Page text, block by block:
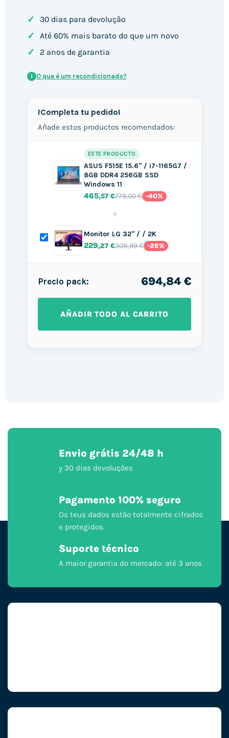
✓ 30 dias para devolução
✓ Até 60% mais barato do que um novo
✓ 2 anos de garantia
i O que é um recondicionado?
¡Completa tu pedido!
Añade estos productos recomendados:
ESTE PRODUCTO
ASUS F515E 15.6" / i7-1165G7 /
8GB DDR4 256GB SSD
Windows 11
465,57 €779,00 € -40%
+
Monitor LG 32" / / 2K
229,27 €308,99 € -26%
Precio pack: 694,84 €
AÑADIR TODO AL CARRITO
Envio grátis 24/48 h
y 30 dias devoluções
Pagamento 100% seguro
Os teus dados estão totalmente cifrados
e protegidos.
Suporte técnico
A maior garantia do mercado: até 3 anos